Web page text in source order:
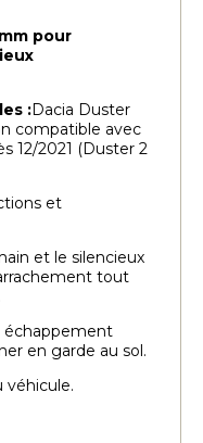
pour
:Dacia Duster
compatible avec
12/2021 (Duster 2
et
et le silencieux
tout
échappement
en garde au sol.
véhicule.